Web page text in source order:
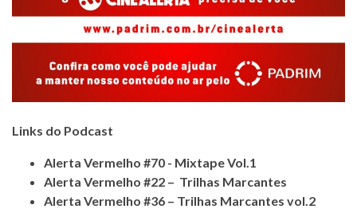
Links do Podcast
Alerta Vermelho #70 - Mixtape Vol.1
Alerta Vermelho #22 – Trilhas Marcantes
Alerta Vermelho #36 – Trilhas Marcantes vol.2